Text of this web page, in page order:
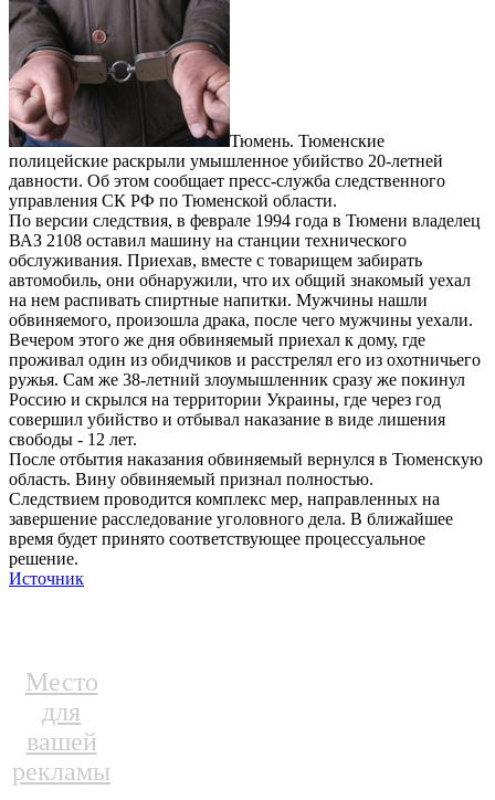
Тюмень. Тюменские
полицейские раскрыли умышленное убийство 20-летней
давности. Об этом сообщает пресс-служба следственного
управления СК РФ по Тюменской области.
По версии следствия, в феврале 1994 года в Тюмени владелец
ВАЗ 2108 оставил машину на станции технического
обслуживания. Приехав, вместе с товарищем забирать
автомобиль, они обнаружили, что их общий знакомый уехал
на нем распивать спиртные напитки. Мужчины нашли
обвиняемого, произошла драка, после чего мужчины уехали.
Вечером этого же дня обвиняемый приехал к дому, где
проживал один из обидчиков и расстрелял его из охотничьего
ружья. Сам же 38-летний злоумышленник сразу же покинул
Россию и скрылся на территории Украины, где через год
совершил убийство и отбывал наказание в виде лишения
свободы - 12 лет.
После отбытия наказания обвиняемый вернулся в Тюменскую
область. Вину обвиняемый признал полностью.
Следствием проводится комплекс мер, направленных на
завершение расследование уголовного дела. В ближайшее
время будет принято соответствующее процессуальное
решение.
Источник
Место
для
вашей
рекламы